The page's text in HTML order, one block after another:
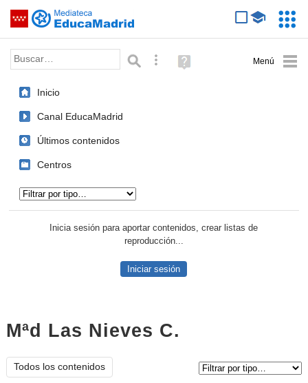
Saltar navegación
Palabra o frase: Búsqueda avanzada
Ayuda
(en
Inicio
Canal EducaMadrid
Últimos contenidos
Centros
Inicia sesión para aportar contenidos, crear listas de
reproducción...
Iniciar sesión
Mªd Las Nieves C.
Todos los contenidos